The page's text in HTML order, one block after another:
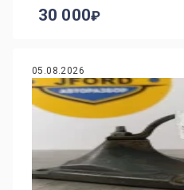
30 000
05.08.2026